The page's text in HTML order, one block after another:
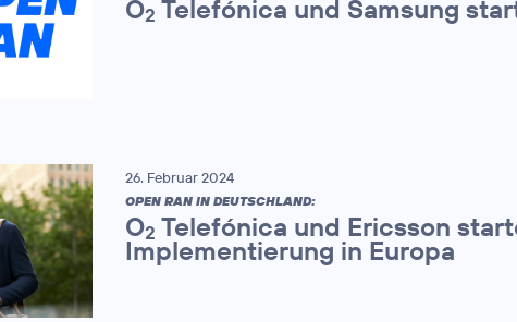
O2 Telefónica und Samsung
26. Februar 2024
OPEN RAN IN DEUTSCHLAND:
O2 Telefónica und Ericsson
Implementierung in Europa